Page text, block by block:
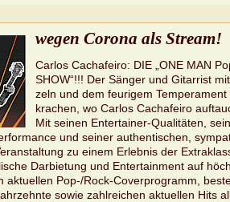
wegen Co­ro­na als Stream!
Car­los Cacha­fei­ro: DIE „ONE MAN
SHOW“!!! Der Sän­ger und Gi­tar­rist
zeln und dem feu­ri­gem
kra­chen, wo Car­los Cacha­fei­ro
Mit sei­nen En­ter­tai­ner-Qua­li­tä­ten,
und sei­ner au­then­ti­schen,
zu einem Er­leb­nis der
Dar­bie­tung und En­ter­tain­ment auf
ak­tu­el­len Pop-/Rock-Co­ver­pro­gramm,
sowie zahl­rei­chen ak­tu­el­len Hits